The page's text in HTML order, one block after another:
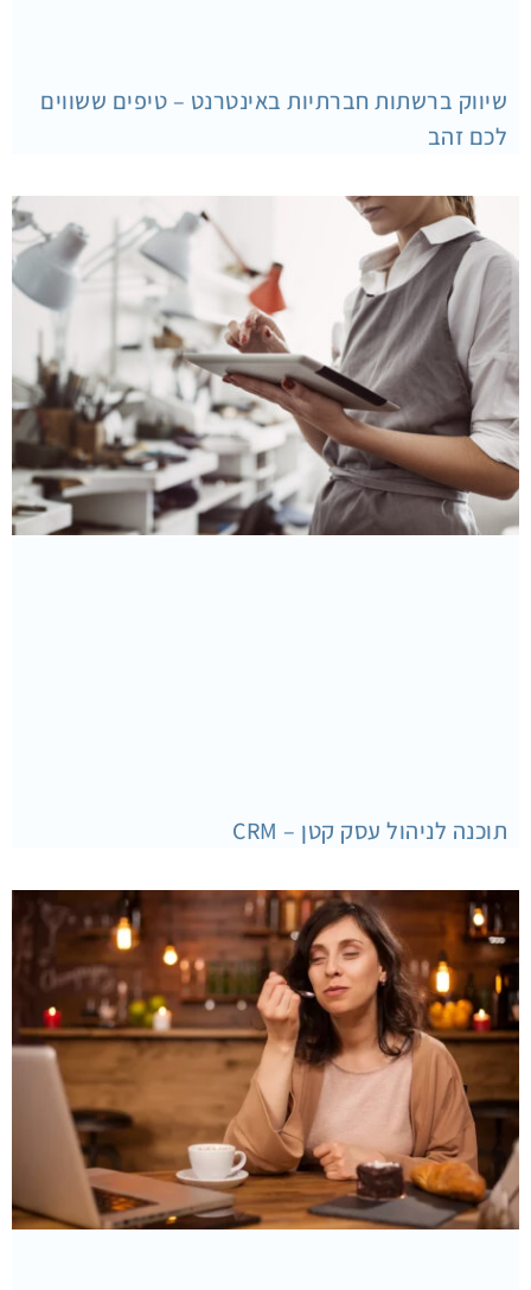
שיווק ברשתות חברתיות באינטרנט – טיפים ששווים
לכם זהב
תוכנה לניהול עסק קטן – CRM